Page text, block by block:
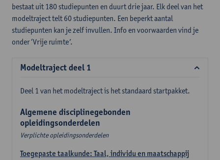
bestaat uit 180 studiepunten en duurt drie jaar. Elk deel van het
modeltraject telt 60 studiepunten. Een beperkt aantal
studiepunten kan je zelf invullen. Info en voorwaarden vind je
onder ‘Vrije ruimte’.
Modeltraject deel 1
Deel 1 van het modeltraject is het standaard startpakket.
Algemene disciplinegebonden
opleidingsonderdelen
Verplichte opleidingsonderdelen
Toegepaste taalkunde: Taal, individu en maatschappij